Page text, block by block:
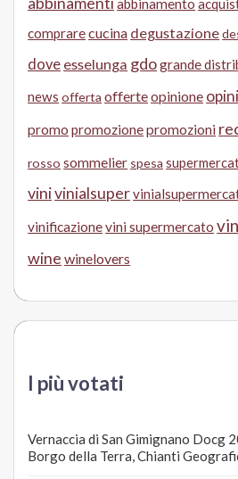
abbinamento
comprarecucina degustazione
dove esselunga gdogrande
news offerta offerteopinione
promo promozionepromozioni
rosso sommelier spesa
vinivinialsuper
vinificazionevini supermercato
wine winelovers
I più votati
Vernaccia di San Gimignano Docg
Borgo della Terra, Chianti